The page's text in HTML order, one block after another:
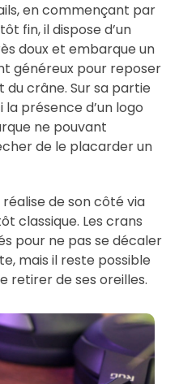
en commençant par
fin, il dispose d’un
doux et embarque un
généreux pour reposer
du crâne. Sur sa partie
présence d’un logo
ne pouvant
de le placarder un
réalise de son côté via
classique. Les crans
pour ne pas se décaler
mais il reste possible
retirer de ses oreilles.